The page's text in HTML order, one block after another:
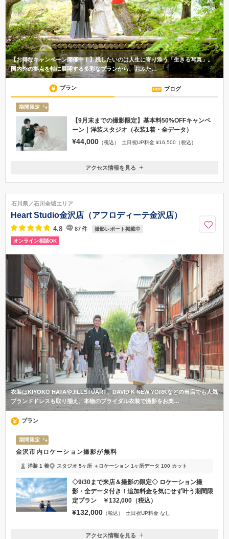
【お得なキャンペーン開催中！】残したいのは人生に寄り添う「生きる写真」。
国内外の拠点を軸に展開する多彩なプランから、おふた…
プラン ブログ
期間限定
【9月末までの撮影限定】基本料50%OFFキャンペ
ーン｜洋装スタジオ（衣装1着・全データ）
¥44,000 （税込） 土日祝UP料金 ¥16,500（税込）
石川県金沢市竪町31番地
076-222-9090
アクセス情報を見る
石川県／石川全域エリア
Heart Studio金沢店（アフロディーテ金沢店）
4.8 87件 撮影レポート掲載中
オンライン相談OK
衣装はKIYOKO HATAやJILLSTUART、DAVID K NEW YORKなどの当店でも人気
ブランドドレスも取り揃え、本物のブライダル衣装で撮影をお楽…
プラン
期間限定
金沢市内ロケーション撮影が無料
洋装 1 着 スタジオ 5ヶ所 ＋ロケーション 1ヶ所データ 100 カット
◇9/30まで来店＆撮影の限定◇ ロケーション撮
影・全データ付き！追加料金を気にせず叶う期間限
定プラン ￥132,000（税込）
¥132,000 （税込） 土日祝UP料金 なし
アクセス情報を見る